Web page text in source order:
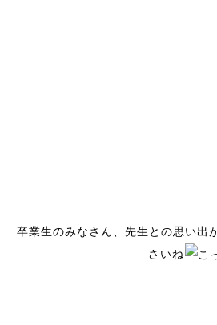
卒業生のみなさん、先生との思い出
さいね